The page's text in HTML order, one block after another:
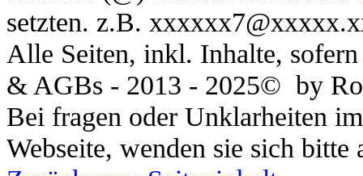
setzten. z.B.
Alle Seiten, inkl. Inhalte,
& AGBs - 2013 - 2025© by
Bei fragen oder Unklarheiten
Webseite, wenden sie sich bitte